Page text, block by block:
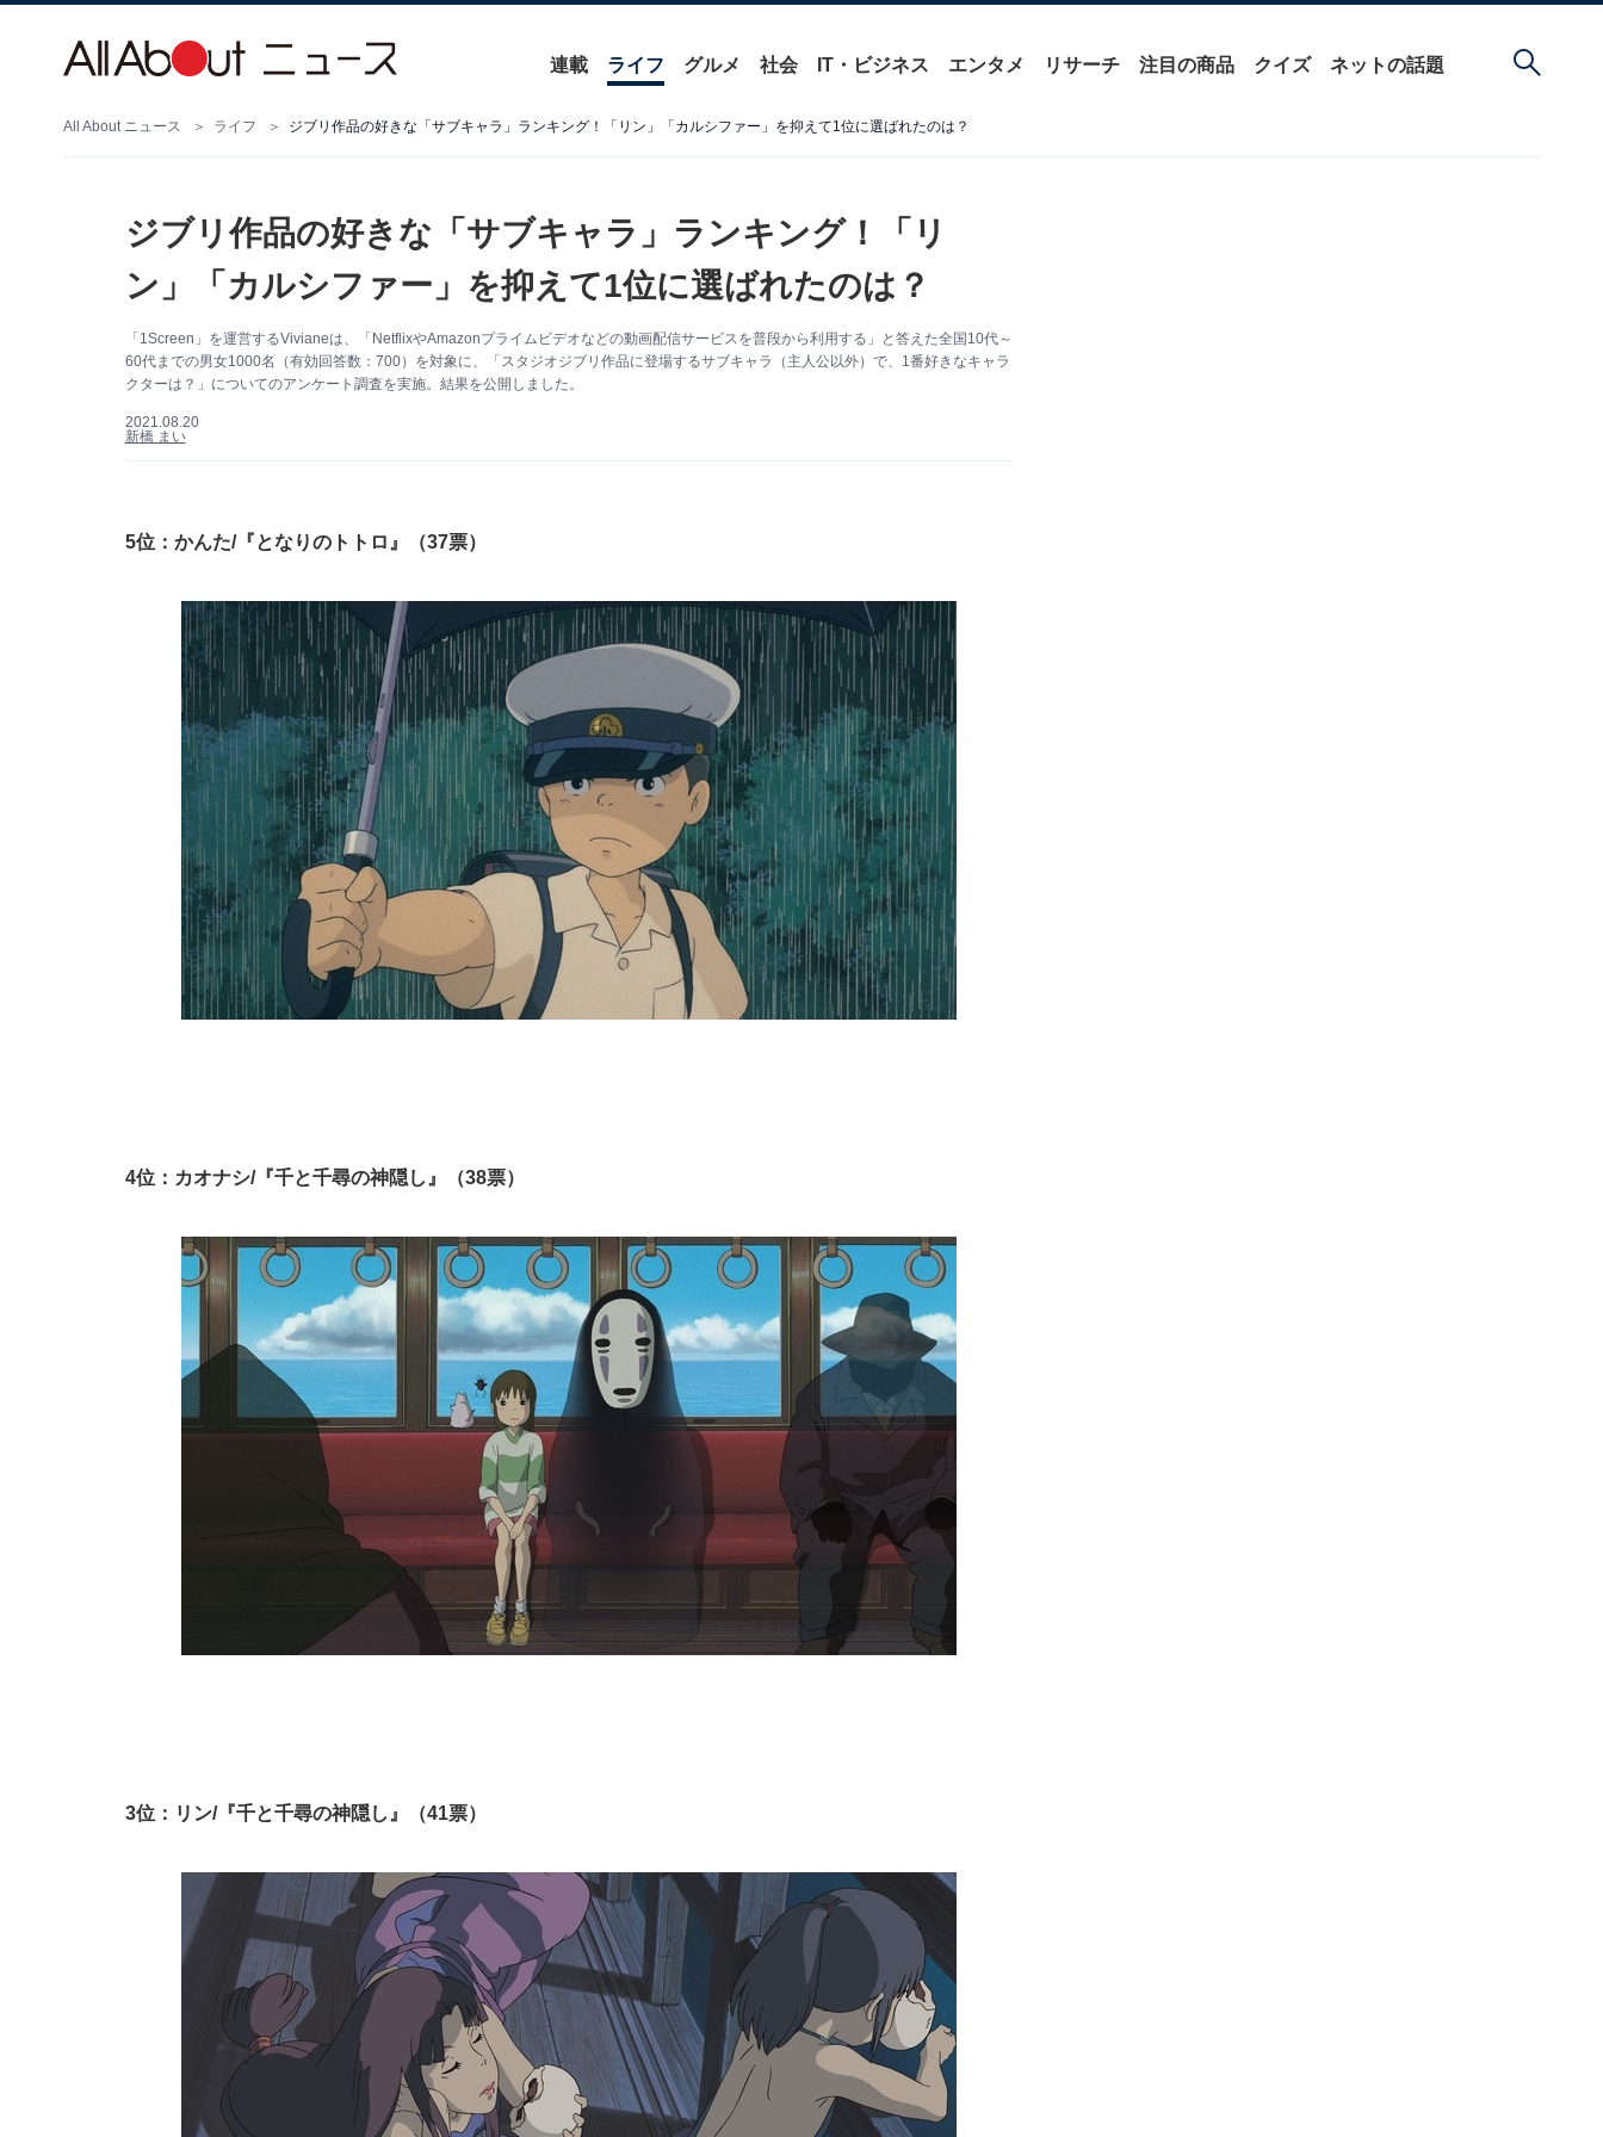
連載 ライフ グルメ 社会 IT・ビジネス エンタメ リサーチ 注目の商品 クイズ ネットの話題
All About ニュース ライフ ジブリ作品の好きな「サブキャラ」ランキング！「リン」「カルシファー」を抑えて1位に選ばれたのは？
ジブリ作品の好きな「サブキャラ」ランキング！「リ
ン」「カルシファー」を抑えて1位に選ばれたのは？
「1Screen」を運営するVivianeは、「NetflixやAmazonプライムビデオなどの動画配信サービスを普段から利用する」と答えた全国10代～
60代までの男女1000名（有効回答数：700）を対象に、「スタジオジブリ作品に登場するサブキャラ（主人公以外）で、1番好きなキャラ
クターは？」についてのアンケート調査を実施。結果を公開しました。
2021.08.20
新橋 まい
5位：かんた/『となりのトトロ』（37票）
4位：カオナシ/『千と千尋の神隠し』（38票）
3位：リン/『千と千尋の神隠し』（41票）